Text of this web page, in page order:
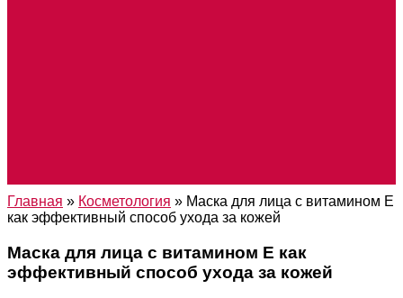
Главная » Косметология » Маска для лица с витамином Е
как эффективный способ ухода за кожей
Маска для лица с витамином Е как
эффективный способ ухода за кожей